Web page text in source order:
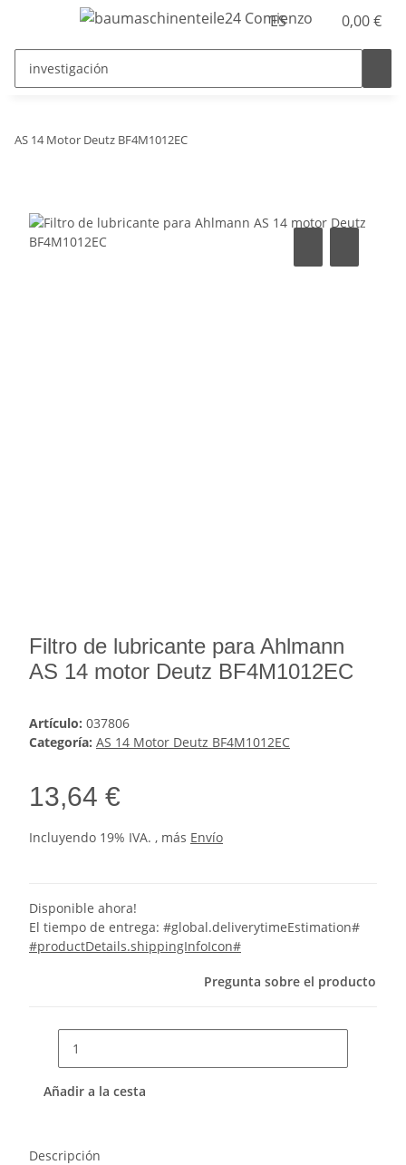
ES 0,00 €
AS 14 Motor Deutz BF4M1012EC
Filtro de lubricante para Ahlmann
AS 14 motor Deutz BF4M1012EC
Artículo: 037806
Categoría: AS 14 Motor Deutz BF4M1012EC
13,64 €
Incluyendo 19% IVA. , más Envío
Disponible ahora!
El tiempo de entrega: #global.deliverytimeEstimation#
#productDetails.shippingInfoIcon#
Pregunta sobre el producto
Añadir a la cesta
Descripción